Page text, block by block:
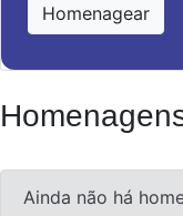
Homenagear
Ainda não há